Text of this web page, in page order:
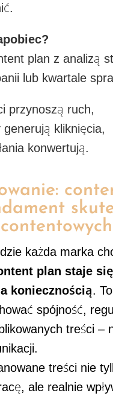
plan z analizą
lub kwartale
przynoszą ruch,
generują kliknięcia,
konwertują.
każda marka
plan staje
koniecznością.
spójność,
treści –
treści nie
ale realnie